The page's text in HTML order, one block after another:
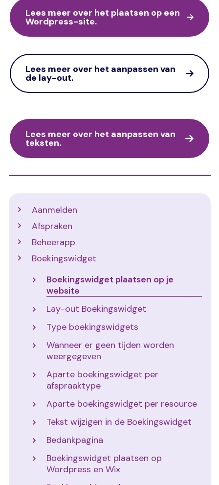
Lees meer over het plaatsen op een
Wordpress-site.
Lees meer over het aanpassen van
de lay-out.
Lees meer over het aanpassen van
teksten.
Aanmelden
Afspraken
Beheerapp
Boekingswidget
Boekingswidget plaatsen op je
website
Lay-out Boekingswidget
Type boekingswidgets
Wanneer er geen tijden worden
weergegeven
Aparte boekingswidget per
afspraaktype
Aparte boekingswidget per resource
Tekst wijzigen in de Boekingswidget
Bedankpagina
Boekingswidget plaatsen op
Wordpress en Wix